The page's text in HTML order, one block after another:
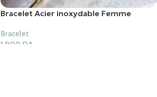
Bracelet Acier inoxydable Femme
Bracelet
1,900 DA